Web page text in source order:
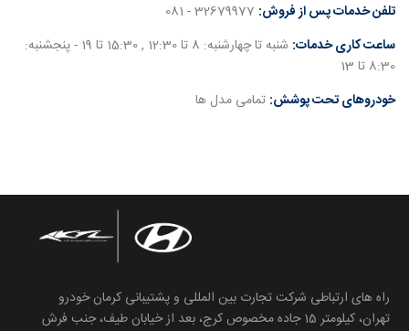
تلفن خدمات پس از فروش:
ساعت کاری خدمات:
شنبه تا چهارشنبه: 8 تا 12:30 , 15:30 تا 19 - پنجشنبه:
8:30 تا 13
خودروهای تحت پوشش: تمامی مدل ها
راه های ارتباطی شرکت تجارت بین المللی و پشتیبانی کرمان خودرو
تهران، کیلومتر 15 جاده مخصوص کرج، بعد از خیابان طیف، جنب فرش